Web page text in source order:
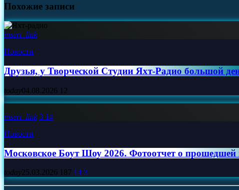
Похожие записи
insert_link
Новости
Друзья, у Творческой Студии Яхт‑Радио большой
today04.08.2026 12
insert_link 3 14
Новости
Московское Боут Шоу 2026. Фотоотчет о прошедшей
today25.03.2026 187 14 3